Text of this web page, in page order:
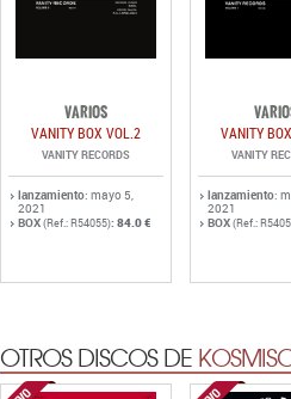
VARIOS
VANITY BOX VOL.2
VANITY RECORDS
lanzamiento: mayo 5,
2021
BOX(Ref.: R54055): 84.0 €
VANITY
VANITY
lanzamiento:
2021
BOX(Ref.:
OTROS DISCOS DE